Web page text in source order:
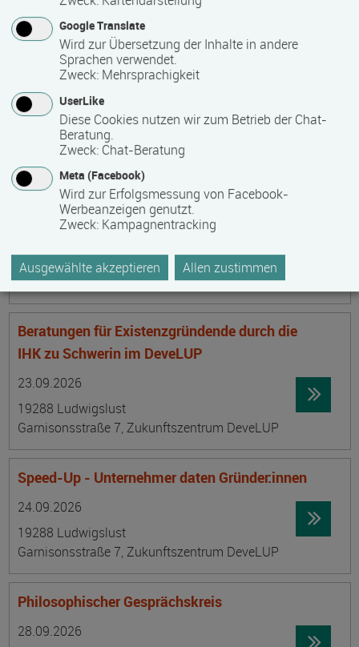
19057 Schwerin
Lankower Straße 9
InfoTag an der ecolea Private Berufliche Schule
Datum:
19.09.2026
Ortsangabe
18435 Stralsund
Heinrich-Heine-Ring 76
InfoTag an der ecolea Private Berufliche Schule
Datum:
Ortsangabe
17033 Neubrandenburg
Nonnenhofer Straße 24–26
Beratungen für Existenzgründende durch die
IHK zu Schwerin im DeveLUP
23.09.2026
19288 Ludwigslust
Garnisonsstraße 7, Zukunftszentrum DeveLUP
Speed-Up - Unternehmer daten Gründer:innen
24.09.2026
19288 Ludwigslust
Garnisonsstraße 7, Zukunftszentrum DeveLUP
Philosophischer Gesprächskreis
28.09.2026
Google Translate
Wird zur Übersetzung der Inhalte in andere
Sprachen verwendet.
Zweck: Mehrsprachigkeit
UserLike
Diese Cookies nutzen wir zum Betrieb der Chat-
Beratung.
Zweck: Chat-Beratung
Meta (Facebook)
Wird zur Erfolgsmessung von Facebook-
Werbeanzeigen genutzt.
Zweck: Kampagnentracking
Ausgewählte akzeptieren Allen zustimmen